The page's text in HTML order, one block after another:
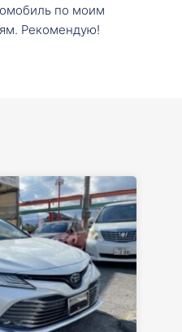
по моим
Рекомендую!